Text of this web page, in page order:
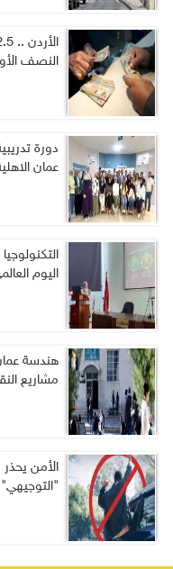
النصف الأول
دورة
عمان
اليوم
هندسة
مشاريع
الأمن يحذر
"التوجيهي"